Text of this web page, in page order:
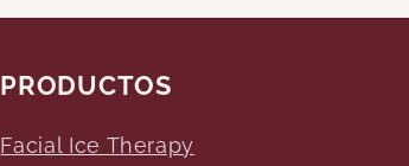
PRODUCTOS
Facial Ice Therapy